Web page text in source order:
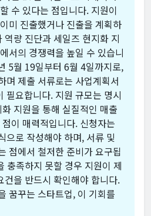
수 있다는 점입니다. 지원이
미 진출했거나 진출을 계획하
량 진단과 세일즈 현지화 지
서의 경쟁력을 높일 수 있습니
5월 19일부터 6월 4일까지로,
며 제출 서류로는 사업계획서
필요합니다. 지원 규모는 명시
지원을 통해 실질적인 매출
이 매력적입니다. 신청자는
으로 작성해야 하며, 서류 및
점에서 철저한 준비가 요구됩
충족하지 못할 경우 지원이 제
건을 반드시 확인해야 합니다.
꿈꾸는 스타트업, 이 기회를